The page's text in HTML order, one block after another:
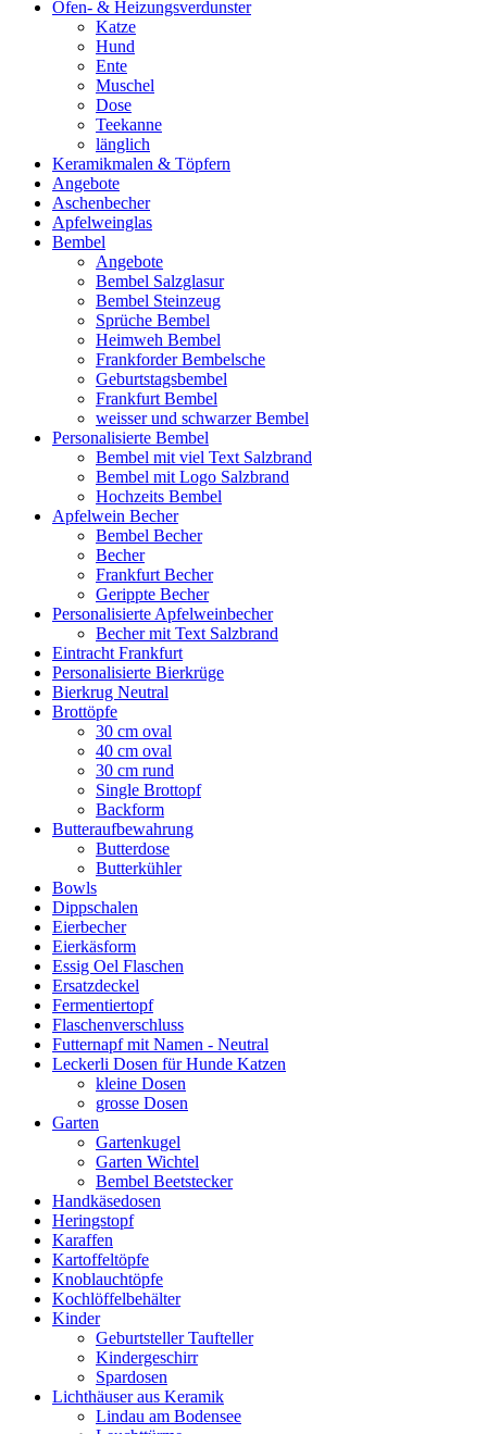
Ofen- & Heizungsverdunster
Katze
Hund
Ente
Muschel
Dose
Teekanne
länglich
Keramikmalen & Töpfern
Angebote
Aschenbecher
Apfelweinglas
Bembel
Angebote
Bembel Salzglasur
Bembel Steinzeug
Sprüche Bembel
Heimweh Bembel
Frankforder Bembelsche
Geburtstagsbembel
Frankfurt Bembel
weisser und schwarzer Bembel
Personalisierte Bembel
Bembel mit viel Text Salzbrand
Bembel mit Logo Salzbrand
Hochzeits Bembel
Apfelwein Becher
Bembel Becher
Becher
Frankfurt Becher
Gerippte Becher
Personalisierte Apfelweinbecher
Becher mit Text Salzbrand
Eintracht Frankfurt
Personalisierte Bierkrüge
Bierkrug Neutral
Brottöpfe
30 cm oval
40 cm oval
30 cm rund
Single Brottopf
Backform
Butteraufbewahrung
Butterdose
Butterkühler
Bowls
Dippschalen
Eierbecher
Eierkäsform
Essig Oel Flaschen
Ersatzdeckel
Fermentiertopf
Flaschenverschluss
Futternapf mit Namen - Neutral
Leckerli Dosen für Hunde Katzen
kleine Dosen
grosse Dosen
Garten
Gartenkugel
Garten Wichtel
Bembel Beetstecker
Handkäsedosen
Heringstopf
Karaffen
Kartoffeltöpfe
Knoblauchtöpfe
Kochlöffelbehälter
Kinder
Geburtsteller Taufteller
Kindergeschirr
Spardosen
Lichthäuser aus Keramik
Lindau am Bodensee